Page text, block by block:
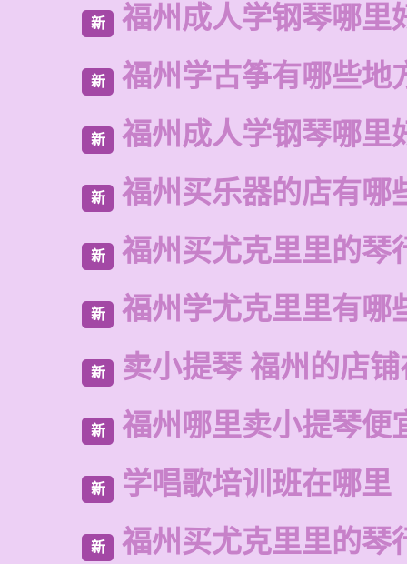
新 福州成人学钢琴哪里
新 福州学古筝有哪些地
新 福州成人学钢琴哪里
新 福州买乐器的店有哪
新 福州买尤克里里的琴
新 福州学尤克里里有哪
新 卖小提琴 福州的店
新 福州哪里卖小提琴便
新 学唱歌培训班在哪里
新 福州买尤克里里的琴